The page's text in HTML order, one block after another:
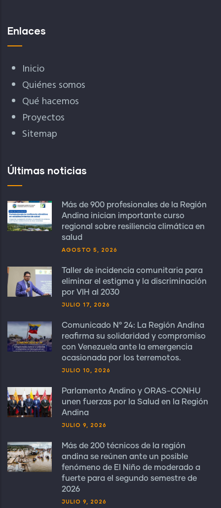
Enlaces
Inicio
Quiénes somos
Qué hacemos
Proyectos
Sitemap
Últimas noticias
Más de 900 profesionales de la Región
Andina inician importante curso
regional sobre resiliencia climática en
salud
AGOSTO 5, 2026
Taller de incidencia comunitaria para
eliminar el estigma y la discriminación
por VIH al 2030
JULIO 17, 2026
Comunicado N° 24: La Región Andina
reafirma su solidaridad y compromiso
con Venezuela ante la emergencia
ocasionada por los terremotos.
JULIO 10, 2026
Parlamento Andino y ORAS-CONHU
unen fuerzas por la Salud en la Región
Andina
JULIO 9, 2026
Más de 200 técnicos de la región
andina se reúnen ante un posible
fenómeno de El Niño de moderado a
fuerte para el segundo semestre de
2026
JULIO 9, 2026